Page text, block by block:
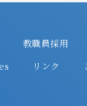
教職員採用
リンク